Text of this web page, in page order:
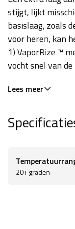
stijgt, lijkt
basislaag, zoals
voor heren, kan
1) VaporRize ™
vocht snel van
2) Fietsspecifieke
ook voldoende
wordt
aantal naden
4) Form Fit
5) Stofinhoud:
Lees meer
20+ graden